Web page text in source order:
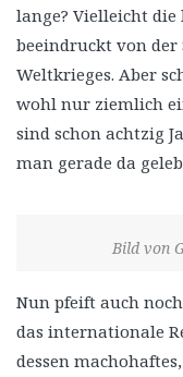
lange? Vielleicht
beeindruckt von der
Weltkrieges. Aber
wohl nur ziemlich
sind schon achtzig
man gerade da
Bild von
Nun pfeift auch
das internationale
dessen